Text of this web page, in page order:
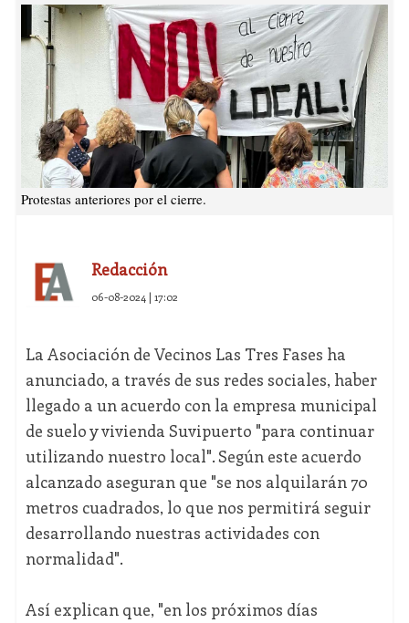
Protestas anteriores por el cierre.
Redacción
06-08-2024 | 17:02
La Asociación de Vecinos Las Tres Fases ha
anunciado, a través de sus redes sociales, haber
llegado a un acuerdo con la empresa municipal
de suelo y vivienda Suvipuerto "para continuar
utilizando nuestro local". Según este acuerdo
alcanzado aseguran que "se nos alquilarán 70
metros cuadrados, lo que nos permitirá seguir
desarrollando nuestras actividades con
normalidad".
Así explican que, "en los próximos días